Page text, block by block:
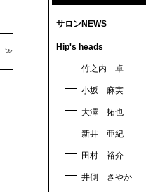
サロンNEWS
Hip's heads
竹之内 卓
小坂 麻実
大澤 拓也
新井 亜紀
田村 裕介
井側 さやか